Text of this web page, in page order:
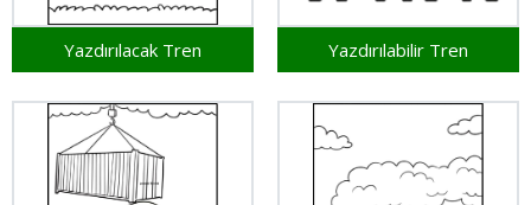
Yazdırılacak Tren Yazdırılabilir Tren